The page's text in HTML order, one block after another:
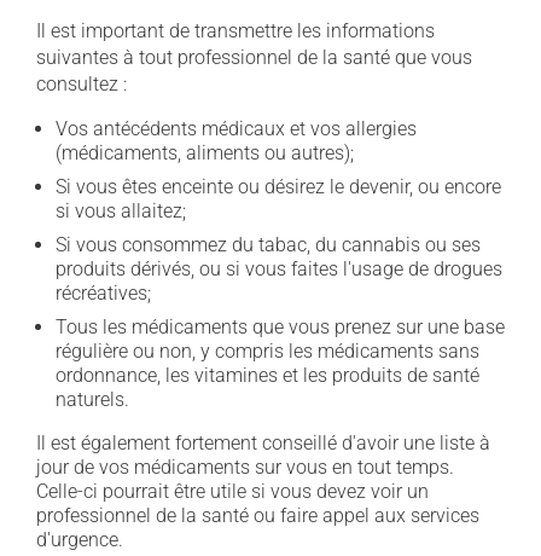
Il est important de transmettre les informations
suivantes à tout professionnel de la santé que vous
consultez :
Vos antécédents médicaux et vos allergies
(médicaments, aliments ou autres);
Si vous êtes enceinte ou désirez le devenir, ou encore
si vous allaitez;
Si vous consommez du tabac, du cannabis ou ses
produits dérivés, ou si vous faites l'usage de drogues
récréatives;
Tous les médicaments que vous prenez sur une base
régulière ou non, y compris les médicaments sans
ordonnance, les vitamines et les produits de santé
naturels.
Il est également fortement conseillé d'avoir une liste à
jour de vos médicaments sur vous en tout temps.
Celle-ci pourrait être utile si vous devez voir un
professionnel de la santé ou faire appel aux services
d'urgence.